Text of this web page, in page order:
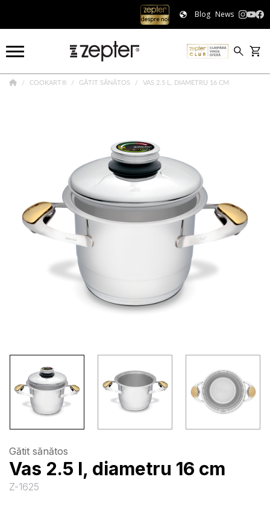
Blog News
COOKART® GĂTIT SĂNĂTOS VAS 2.5 L, DIAMETRU 16 CM
Gătit sănătos
Vas 2.5 l, diametru 16 cm
Z-1625